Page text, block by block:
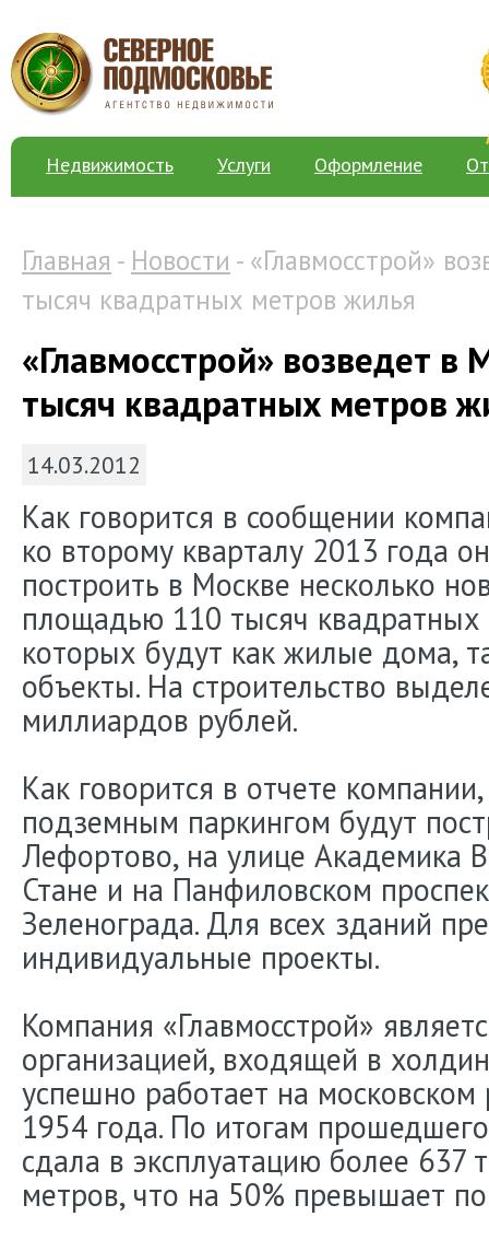
Недвижимость Услуги Оформление
Главная - Новости - «Главмосстрой»
тысяч квадратных метров жилья
«Главмосстрой» возведет в
тысяч квадратных метров
14.03.2012
Как говорится в сообщении
ко второму кварталу 2013 года
построить в Москве несколько
площадью 110 тысяч квадратных
которых будут как жилые дома,
объекты. На строительство
миллиардов рублей.
Как говорится в отчете
подземным паркингом будут
Лефортово, на улице Академика
Стане и на Панфиловском
Зеленограда. Для всех зданий
индивидуальные проекты.
Компания «Главмосстрой»
организацией, входящей в
успешно работает на
1954 года. По итогам
сдала в эксплуатацию более 637
метров, что на 50% превышает